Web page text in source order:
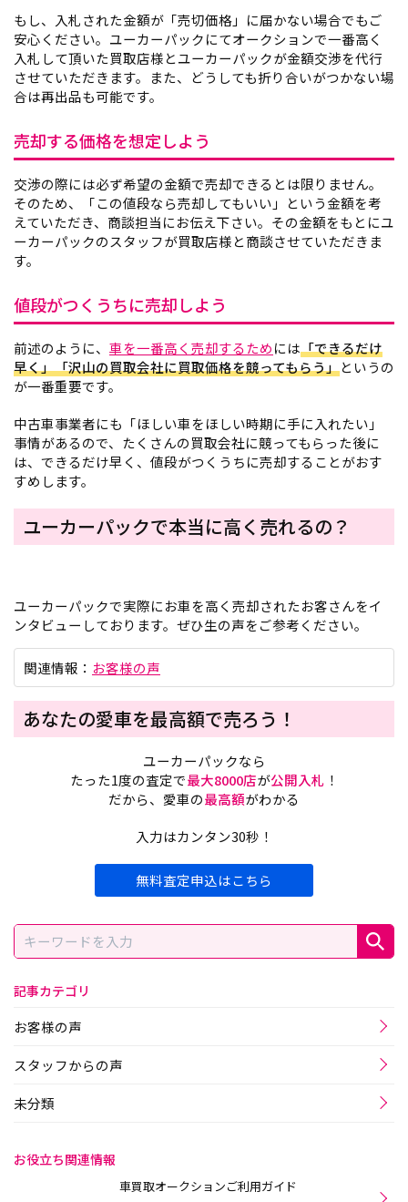
もし、入札された金額が「売切価格」に届かない場合でもご
安心ください。ユーカーパックにてオークションで一番高く
入札して頂いた買取店様とユーカーパックが金額交渉を代行
させていただきます。また、どうしても折り合いがつかない場
合は再出品も可能です。
売却する価格を想定しよう
交渉の際には必ず希望の金額で売却できるとは限りません。
そのため、「この値段なら売却してもいい」という金額を考
えていただき、商談担当にお伝え下さい。その金額をもとにユ
ーカーパックのスタッフが買取店様と商談させていただきま
す。
値段がつくうちに売却しよう
前述のように、 車を一番高く売却するためには「できるだけ
早く」「沢山の買取会社に買取価格を競ってもらう」というの
が一番重要です。
中古車事業者にも「ほしい車をほしい時期に手に入れたい」
事情があるので、たくさんの買取会社に競ってもらった後に
は、できるだけ早く、値段がつくうちに売却することがおす
すめします。
ユーカーパックで本当に高く売れるの？
ユーカーパックで実際にお車を高く売却されたお客さんをイ
ンタビューしております。ぜひ生の声をご参考ください。
関連情報： お客様の声
あなたの愛車を最高額で売ろう！
ユーカーパックなら
たった1度の査定で最大8000店が公開入札 ！
だから、愛車の最高額がわかる
入力はカンタン30秒！
無料査定申込はこちら
記事カテゴリ
お客様の声
スタッフからの声
未分類
お役立ち関連情報
車買取オークションご利用ガイド